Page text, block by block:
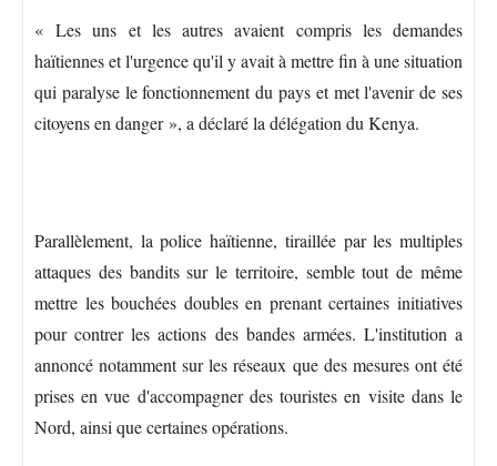
« Les uns et les autres avaient compris les demandes
haïtiennes et l'urgence qu'il y avait à mettre fin à une situation
qui paralyse le fonctionnement du pays et met l'avenir de ses
citoyens en danger », a déclaré la délégation du Kenya.
Parallèlement, la police haïtienne, tiraillée par les multiples
attaques des bandits sur le territoire, semble tout de même
mettre les bouchées doubles en prenant certaines initiatives
pour contrer les actions des bandes armées. L'institution a
annoncé notamment sur les réseaux que des mesures ont été
prises en vue d'accompagner des touristes en visite dans le
Nord, ainsi que certaines opérations.